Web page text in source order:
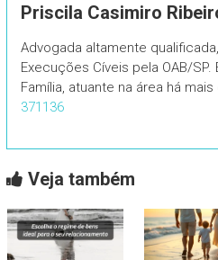
Priscila Casimiro
Advogada altamente
Execuções Cíveis pela OAB/
Família, atuante na área há
371136
Veja também